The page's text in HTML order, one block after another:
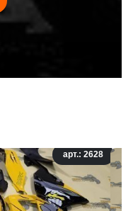
арт.: 2628